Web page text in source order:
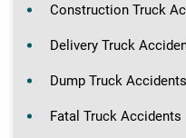
Construction Truck
Delivery Truck
Dump Truck Accidents
Fatal Truck Accidents